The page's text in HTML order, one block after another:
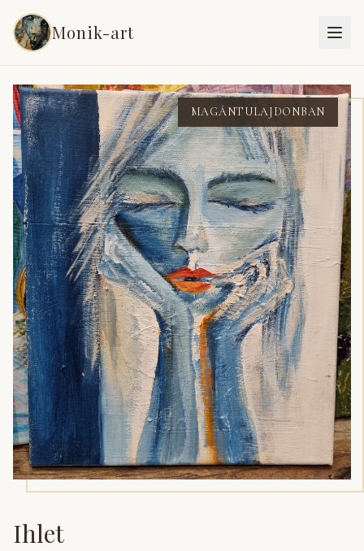
Monik-art
Vissza a festményekhez
MAGÁNTULAJDONBAN
Ihlet